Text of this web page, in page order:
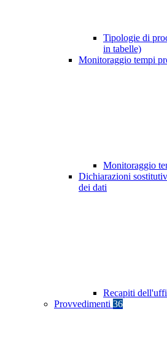
Tipologie di
in tabelle)
Monitoraggio tempi
Monitoraggio
Dichiarazioni
dei dati
Recapiti
Provvedimenti 36